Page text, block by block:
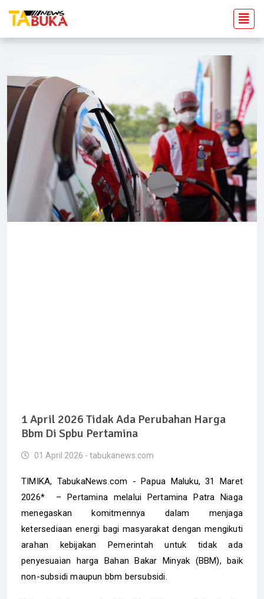
1 April 2026 Tidak Ada Perubahan Harga
Bbm Di Spbu Pertamina
01 April 2026 - tabukanews.com
TIMIKA, TabukaNews.com - Papua Maluku, 31 Maret
2026* – Pertamina melalui Pertamina Patra Niaga
menegaskan komitmennya dalam menjaga
ketersediaan energi bagi masyarakat dengan mengikuti
arahan kebijakan Pemerintah untuk tidak ada
penyesuaian harga Bahan Bakar Minyak (BBM), baik
non-subsidi maupun bbm bersubsidi.